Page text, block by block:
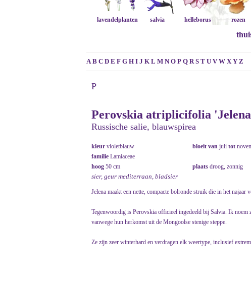
lavendelplanten salvia helleborus rozen
A B C D E F G H I J K L M N O P Q R S T U V W X Y Z
P
Perovskia atriplicifolia
Russische salie, blauwspirea
kleur violetblauw bloeit van juli tot
familie Lamiaceae
hoog 50 cm plaats droog, zonnig
sier, geur mediterraan, bladsier
Jelena maakt een nette, compacte bolronde struik die in het najaar
Tegenwoordig is Perovskia officieel ingedeeld bij Salvia. Ik
vanwege hun herkomst uit de Mongoolse stenige steppe.
Ze zijn zeer winterhard en verdragen elk weertype, inclusief